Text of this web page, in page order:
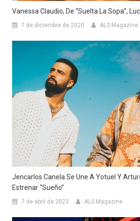
Vanessa Claudio, De “Suelta La Sopa”,
7 de diciembre de 2020 ALS Magazine
Jencarlos Canela Se Une A Yotuel Y
Estrenar “Sueño”
7 de abril de 2023 ALS Magazine